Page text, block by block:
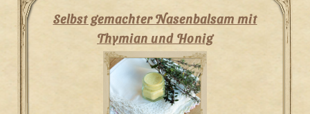
Selbst gemachter Nasenbalsam mit
Thymian und Honig